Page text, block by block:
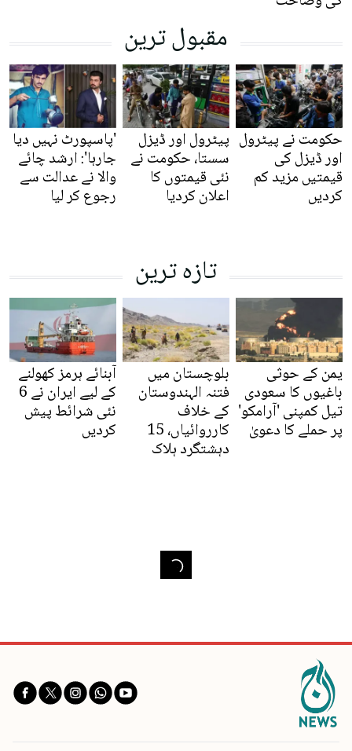
مقبول ترین
حکومت نے پیٹرول
اور ڈیزل کی
قیمتیں مزید کم
کردیں
پیٹرول اور ڈیزل
سستا، حکومت نے
نئی قیمتوں کا
اعلان کردیا
'پاسپورٹ نہیں دیا
جارہا': ارشد چائے
والا نے عدالت سے
رجوع کر لیا
تازہ ترین
یمن کے حوثی
باغیوں کا سعودی
تیل کمپنی 'آرامکو'
پر حملے کا دعویٰ
بلوچستان میں
فتنہ الہندوستان
کے خلاف
کارروائیاں، 15
دہشتگرد ہلاک
آبنائے ہرمز کھولنے
کے لیے ایران نے 6
نئی شرائط پیش
کردیں